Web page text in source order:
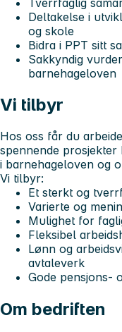
Deltakelse i
og skole
Bidra i PPT sitt
Sakkyndig
barnehageloven
Vi tilbyr
Hos oss får du
spennende prosjekter
i barnehageloven og
Vi tilbyr:
Et sterkt og
Varierte og
Mulighet for
Fleksibel
Lønn og
avtaleverk
Gode pensjons-
Om bedriften